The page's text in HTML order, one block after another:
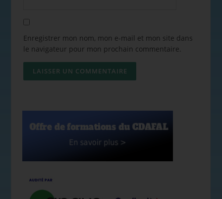
Enregistrer mon nom, mon e-mail et mon site dans
le navigateur pour mon prochain commentaire.